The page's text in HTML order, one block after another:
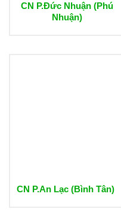
CN P.Đức Nhuận (Phú
Nhuận)
CN P.An Lạc (Bình Tân)